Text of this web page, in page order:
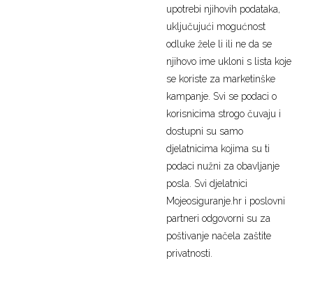
upotrebi njihovih podataka,
uključujući mogućnost
odluke žele li ili ne da se
njihovo ime ukloni s lista koje
se koriste za marketinške
kampanje. Svi se podaci o
korisnicima strogo čuvaju i
dostupni su samo
djelatnicima kojima su ti
podaci nužni za obavljanje
posla. Svi djelatnici
Mojeosiguranje.hr i poslovni
partneri odgovorni su za
poštivanje načela zaštite
privatnosti.